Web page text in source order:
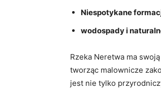
Niespotykane
wodospady i
Rzeka Neretwa ma
tworząc malownicze‌
jest nie tylko